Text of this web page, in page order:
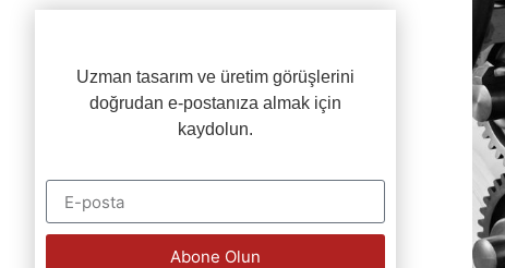
Uzman tasarım ve üretim görüşlerini
doğrudan e-postanıza almak için
kaydolun.
Abone Olun